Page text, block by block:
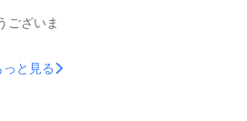
も14日
ーの
加させて
！ 前夜
ございま
は活動
っと見る